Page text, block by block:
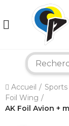
Accueil
Foil Wing
AK Foil Avion +
Bonjour